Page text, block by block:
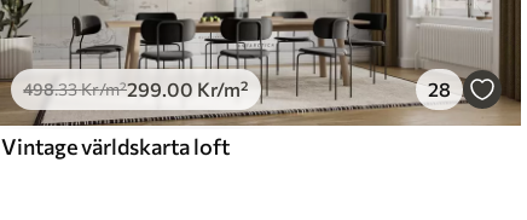
498.33Kr/m²299 .00 Kr/m² 28
Vintage världskarta loft